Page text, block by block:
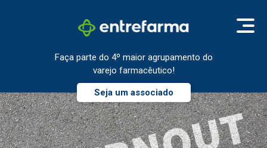
Faça parte do 4º maior agrupamento do
varejo farmacêutico!
Seja um associado